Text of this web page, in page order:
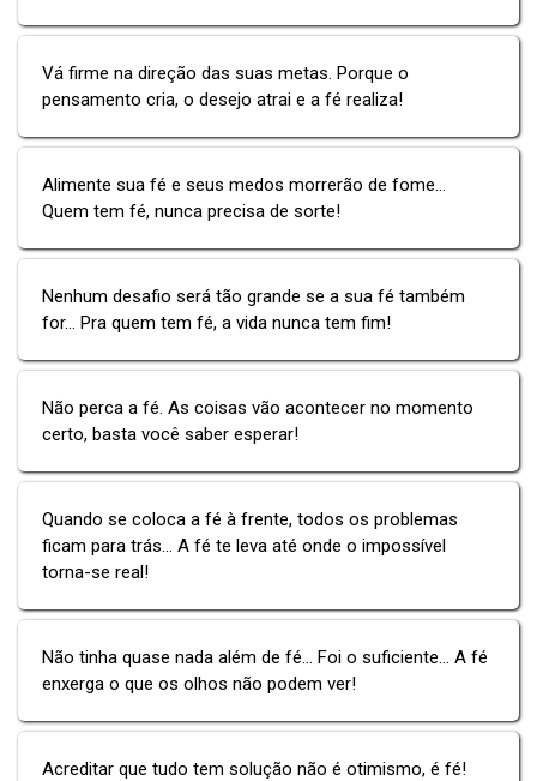
Vá firme na direção das suas metas. Porque o
pensamento cria, o desejo atrai e a fé realiza!
Alimente sua fé e seus medos morrerão de fome...
Quem tem fé, nunca precisa de sorte!
Nenhum desafio será tão grande se a sua fé também
for... Pra quem tem fé, a vida nunca tem fim!
Não perca a fé. As coisas vão acontecer no momento
certo, basta você saber esperar!
Quando se coloca a fé à frente, todos os problemas
ficam para trás... A fé te leva até onde o impossível
torna-se real!
Não tinha quase nada além de fé... Foi o suficiente... A fé
enxerga o que os olhos não podem ver!
Acreditar que tudo tem solução não é otimismo, é fé!